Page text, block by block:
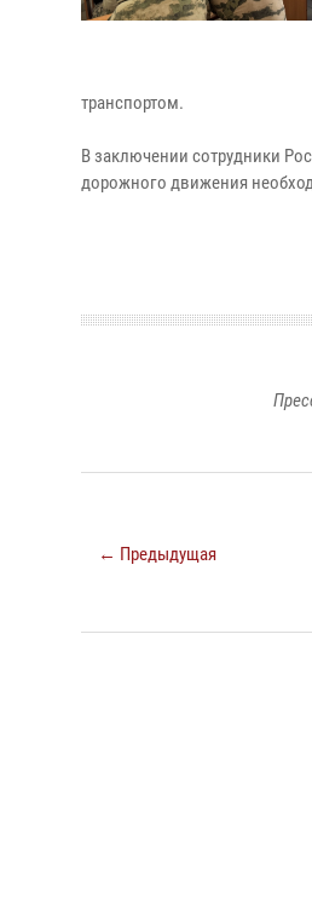
транспортом.
В заключении сотрудники
дорожного движения
← Предыдущая